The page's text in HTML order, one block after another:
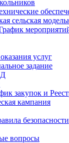
сельская
услуг
задание
закупок и
кампания
безопасности
вопросы